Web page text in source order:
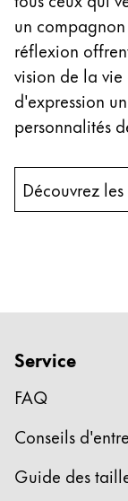
China
中文
South Korea
한국어
New
English
Taiwan
ไทย
Vietnam
un
réflexion
vision de la
d'expression
personnalités
Découvrez
Service
FAQ
Conseils
Guide des